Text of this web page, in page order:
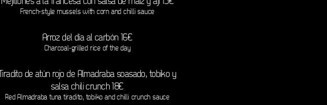
French-style mussels with corn and chilli sauce
Arroz del día al carbón 16€
Charcoal-grilled rice of the day
Tiradito de atún rojo de Almadraba soasado, tobiko y
salsa chili crunch 18€
Red Almadraba tuna tiradito, tobiko and chilli crunch sauce